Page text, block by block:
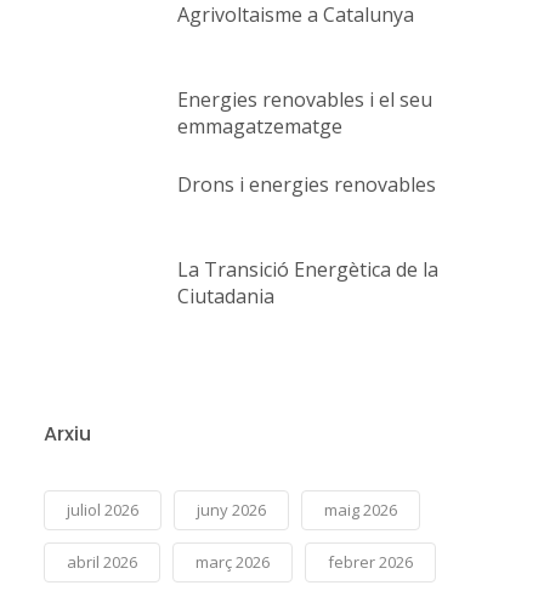
Agrivoltaisme a Catalunya
Energies renovables i el seu
emmagatzematge
Drons i energies renovables
La Transició Energètica de la
Ciutadania
Arxiu
juliol 2026 juny 2026 maig 2026
abril 2026 març 2026 febrer 2026